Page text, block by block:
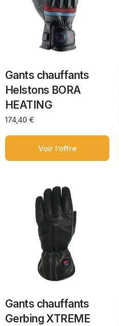
Gants chauffants
Helstons BORA
HEATING
174,40 €
Voir l’offre
Gants chauffants
Gerbing XTREME